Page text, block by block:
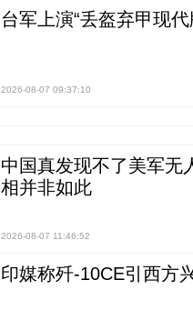
台军上演“丢盔弃甲现代
2026-08-07 09:37:10
中国真发现不了美军无
相并非如此
2026-08-07 11:46:52
印媒称歼-10CE引西方